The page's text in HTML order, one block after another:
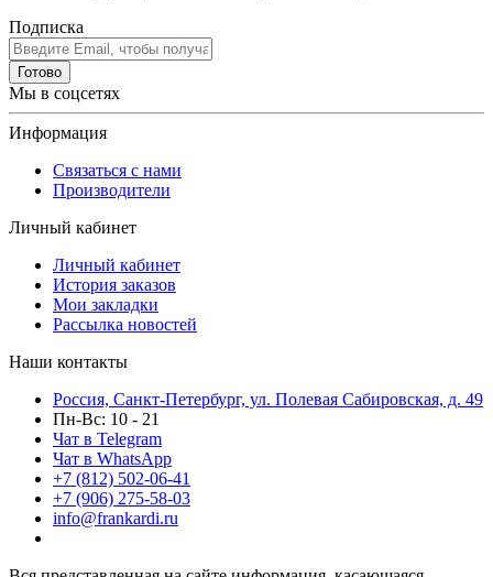
Подписка
Готово
Мы в соцсетях
Информация
Связаться с нами
Производители
Личный кабинет
Личный кабинет
История заказов
Мои закладки
Рассылка новостей
Наши контакты
Россия, Санкт-Петербург, ул. Полевая Сабировская, д. 49
Пн-Вс: 10 - 21
Чат в Telegram
Чат в WhatsApp
+7 (812) 502-06-41
+7 (906) 275-58-03
info@frankardi.ru